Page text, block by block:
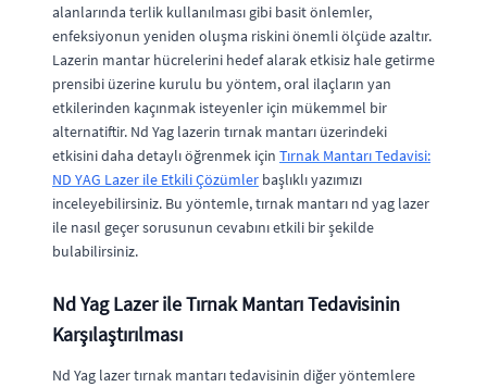
alanlarında terlik kullanılması gibi basit önlemler,
enfeksiyonun yeniden oluşma riskini önemli ölçüde azaltır.
Lazerin mantar hücrelerini hedef alarak etkisiz hale getirme
prensibi üzerine kurulu bu yöntem, oral ilaçların yan
etkilerinden kaçınmak isteyenler için mükemmel bir
alternatiftir. Nd Yag lazerin tırnak mantarı üzerindeki
etkisini daha detaylı öğrenmek için Tırnak Mantarı Tedavisi:
ND YAG Lazer ile Etkili Çözümler başlıklı yazımızı
inceleyebilirsiniz. Bu yöntemle, tırnak mantarı nd yag lazer
ile nasıl geçer sorusunun cevabını etkili bir şekilde
bulabilirsiniz.
Nd Yag Lazer ile Tırnak Mantarı Tedavisinin
Karşılaştırılması
Nd Yag lazer tırnak mantarı tedavisinin diğer yöntemlere